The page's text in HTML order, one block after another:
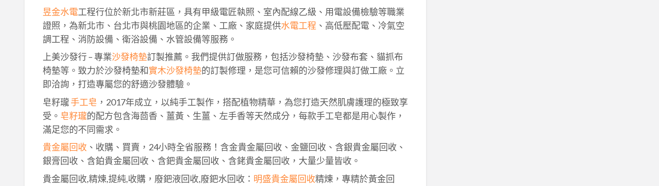
昱金水電工程行位於新北市新莊區，具有甲級電匠執照、室內配線乙級、用電設備檢驗等職業
證照，為新北市、台北市與桃園地區的企業、工廠、家庭提供水電工程 、高低壓配電、冷氣空
調工程、消防設備、衛浴設備、水管設備等服務。
上美沙發行 – 專業沙發椅墊訂製推薦。我們提供訂做服務，包括沙發椅墊、沙發布套、貓抓布
椅墊等。致力於沙發椅墊和實木沙發椅墊的訂製修理，是您可信賴的沙發修理與訂做工廠。立
即洽詢，打造專屬您的舒適沙發體驗。
皂籽瓏手工皂 ，2017年成立，以純手工製作，搭配植物精華，為您打造天然肌膚護理的極致享
受。 皂籽瓏的配方包含海茴香、薑黃、生薑、左手香等天然成分，每款手工皂都是用心製作，
滿足您的不同需求。
貴金屬回收、收購、買賣，24小時全省服務！含金貴金屬回收、金鹽回收、含銀貴金屬回收、
銀膏回收、含鉑貴金屬回收、含鈀貴金屬回收、含銠貴金屬回收，大量少量皆收。
貴金屬回收,精煉,提純,收購，廢鈀液回收,廢鈀水回收： 明盛貴金屬回收精煉，專精於黃金回